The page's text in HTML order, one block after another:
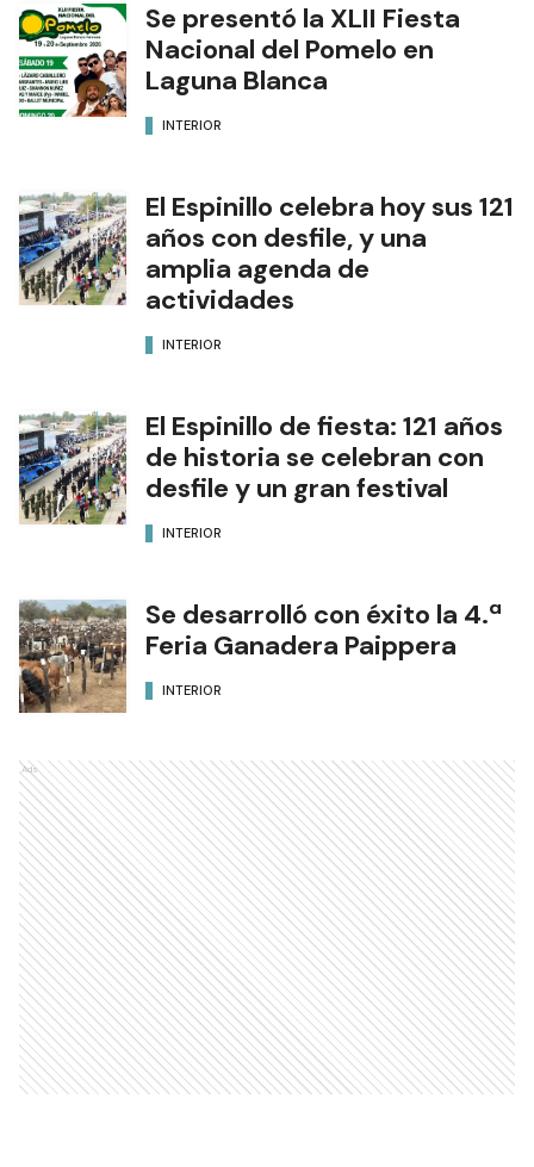
Se presentó la XLII Fiesta
Nacional del Pomelo en
Laguna Blanca
INTERIOR
El Espinillo celebra hoy sus 121
años con desfile, y una
amplia agenda de
actividades
INTERIOR
El Espinillo de fiesta: 121 años
de historia se celebran con
desfile y un gran festival
INTERIOR
Se desarrolló con éxito la 4.ª
Feria Ganadera Paippera
INTERIOR
Ads